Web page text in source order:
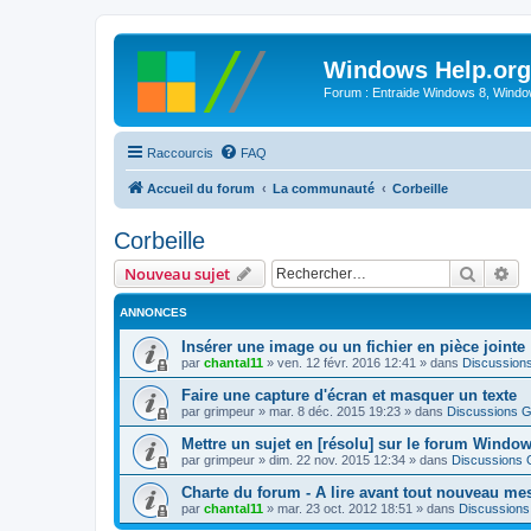
Windows Help.org
Forum : Entraide Windows 8,
Raccourcis FAQ
Accueil du forum La communauté Corbeille
Corbeille
Nouveau sujet
ANNONCES
Insérer une image ou un fichier en pièce jointe
par chantal11 » ven. 12 févr. 2016 12:41 » dans
Faire une capture d'écran et masquer un texte
par grimpeur » mar. 8 déc. 2015 19:23 » dans Discussions
Mettre un sujet en [résolu] sur le forum
par grimpeur » dim. 22 nov. 2015 12:34 » dans Discussions
Charte du forum - A lire avant tout nouveau
par chantal11 » mar. 23 oct. 2012 18:51 » dans